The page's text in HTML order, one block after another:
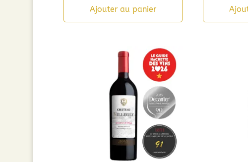
initial
était :
actuel
Ajouter au panier